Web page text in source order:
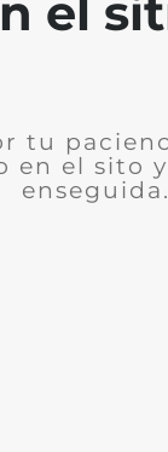
el
tu
en el sito
enseguida.